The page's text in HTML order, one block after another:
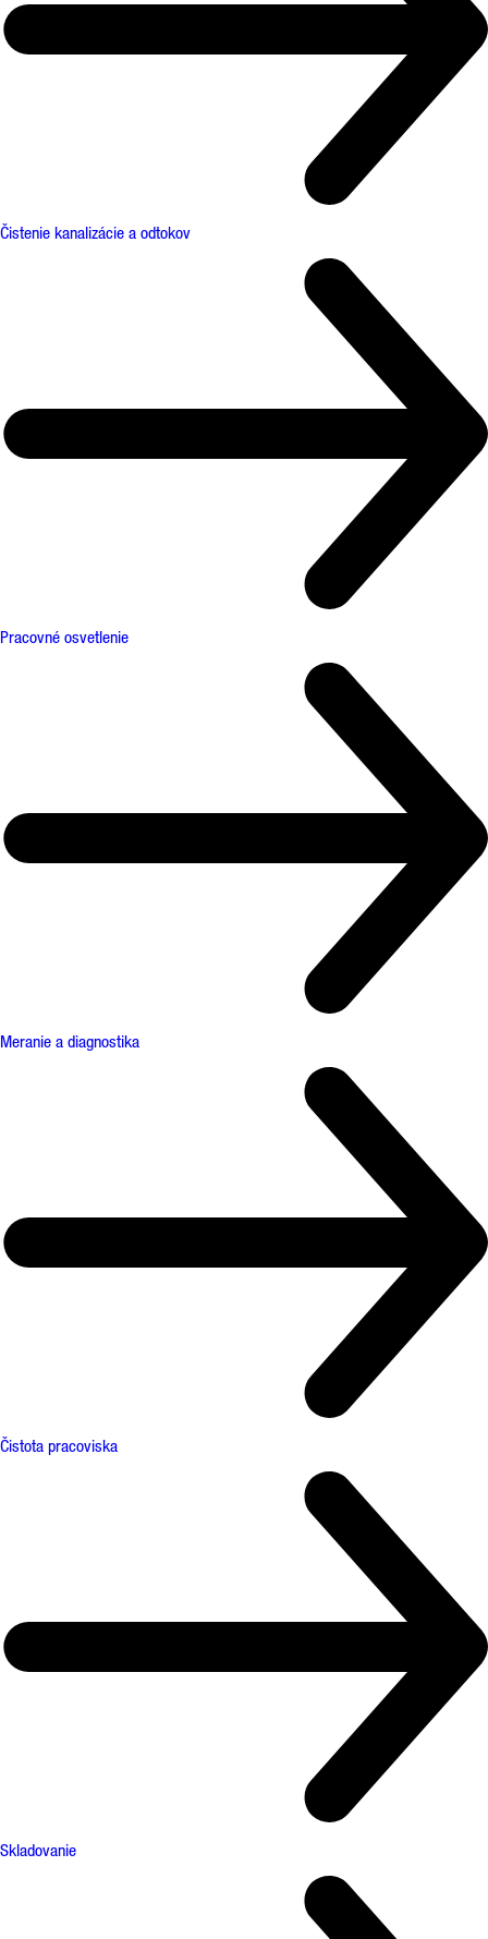
Čistenie kanalizácie a odtokov
Pracovné osvetlenie
Meranie a diagnostika
Čistota pracoviska
Skladovanie